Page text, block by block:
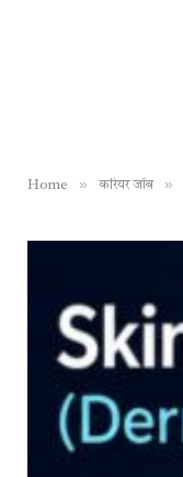
Home » करियर जॉब »